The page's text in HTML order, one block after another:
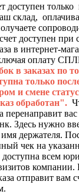
доступен
склад,
доступен при
в интернет-
оплату
в заказах по
только
и смене
обработан".
перенаправит
Здесь нужно
держателя.
чек на
доступна всем
отправит